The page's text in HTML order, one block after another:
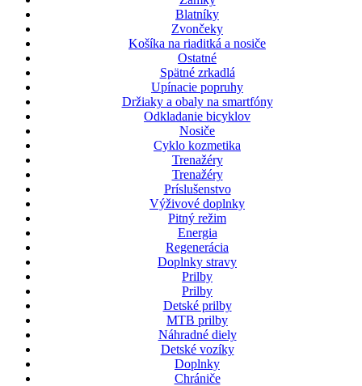
Blatníky
Zvončeky
Košíka na riaditká a nosiče
Ostatné
Spätné zrkadlá
Upínacie popruhy
Držiaky a obaly na smartfóny
Odkladanie bicyklov
Nosiče
Cyklo kozmetika
Trenažéry
Trenažéry
Príslušenstvo
Výživové doplnky
Pitný režim
Energia
Regenerácia
Doplnky stravy
Prilby
Prilby
Detské prilby
MTB prilby
Náhradné diely
Detské vozíky
Doplnky
Chrániče